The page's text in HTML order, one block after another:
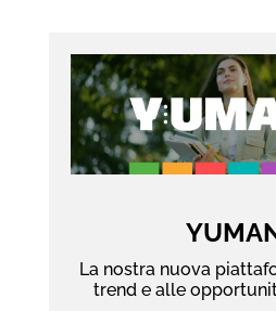
La nostra nuova
trend e alle